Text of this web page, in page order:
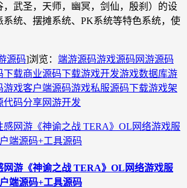
，武圣，天师，幽冥，剑仙，殷刹）的设
系统、摆摊系统、PK系统等特色系统，使
源码]浏览： 端游源码游戏源码 网游源码
下载商业源码下载游戏开发游戏数据库游
游戏客户端源码游戏私服源码下载游戏架
代码分享网游开发
网游《神谕之战 TERA》OL网络游戏服
端源码+工具源码